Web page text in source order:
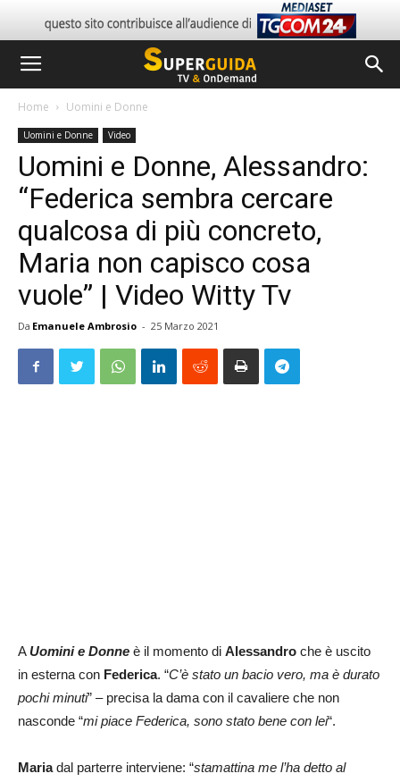
Home Uomini e Donne
Uomini e Donne Video
Uomini e Donne, Alessandro:
“Federica sembra cercare
qualcosa di più concreto,
Maria non capisco cosa
vuole” | Video Witty Tv
Da Emanuele Ambrosio - 25 Marzo 2021
AUomini e Donne è il momento di Alessandro che è uscito
in esterna con Federica. “C’è stato un bacio vero, ma è durato
pochi minuti” – precisa la dama con il cavaliere che non
nasconde “mi piace Federica, sono stato bene con lei“.
Mariadal parterre interviene: “stamattina me l’ha detto al